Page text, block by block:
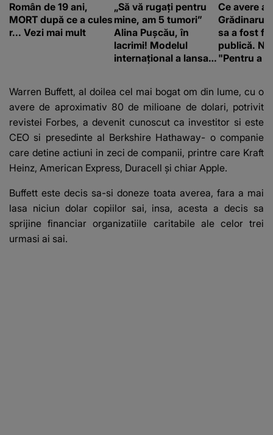
Român de 19 ani,
MORT după ce a cules
r... Vezi mai mult
„Să vă rugați pentru
mine, am 5 tumori”
Alina Pușcău, în
lacrimi! Modelul
internațional a lansat
o boală gravă
Ce avere
Grădinaru.
sa a fost
publică.
"Pentru a
Warren Buffett, al doilea cel mai bogat om din lume, cu o
avere de aproximativ 80 de milioane de dolari, potrivit
revistei Forbes, a devenit cunoscut ca investitor si este
CEO si presedinte al Berkshire Hathaway- o companie
care detine actiuni in zeci de companii, printre care Kraft
Heinz, American Express, Duracell şi chiar Apple.
Buffett este decis sa-si doneze toata averea, fara a mai
lasa niciun dolar copiilor sai, insa, acesta a decis sa
sprijine financiar organizatiile caritabile ale celor trei
urmasi ai sai.